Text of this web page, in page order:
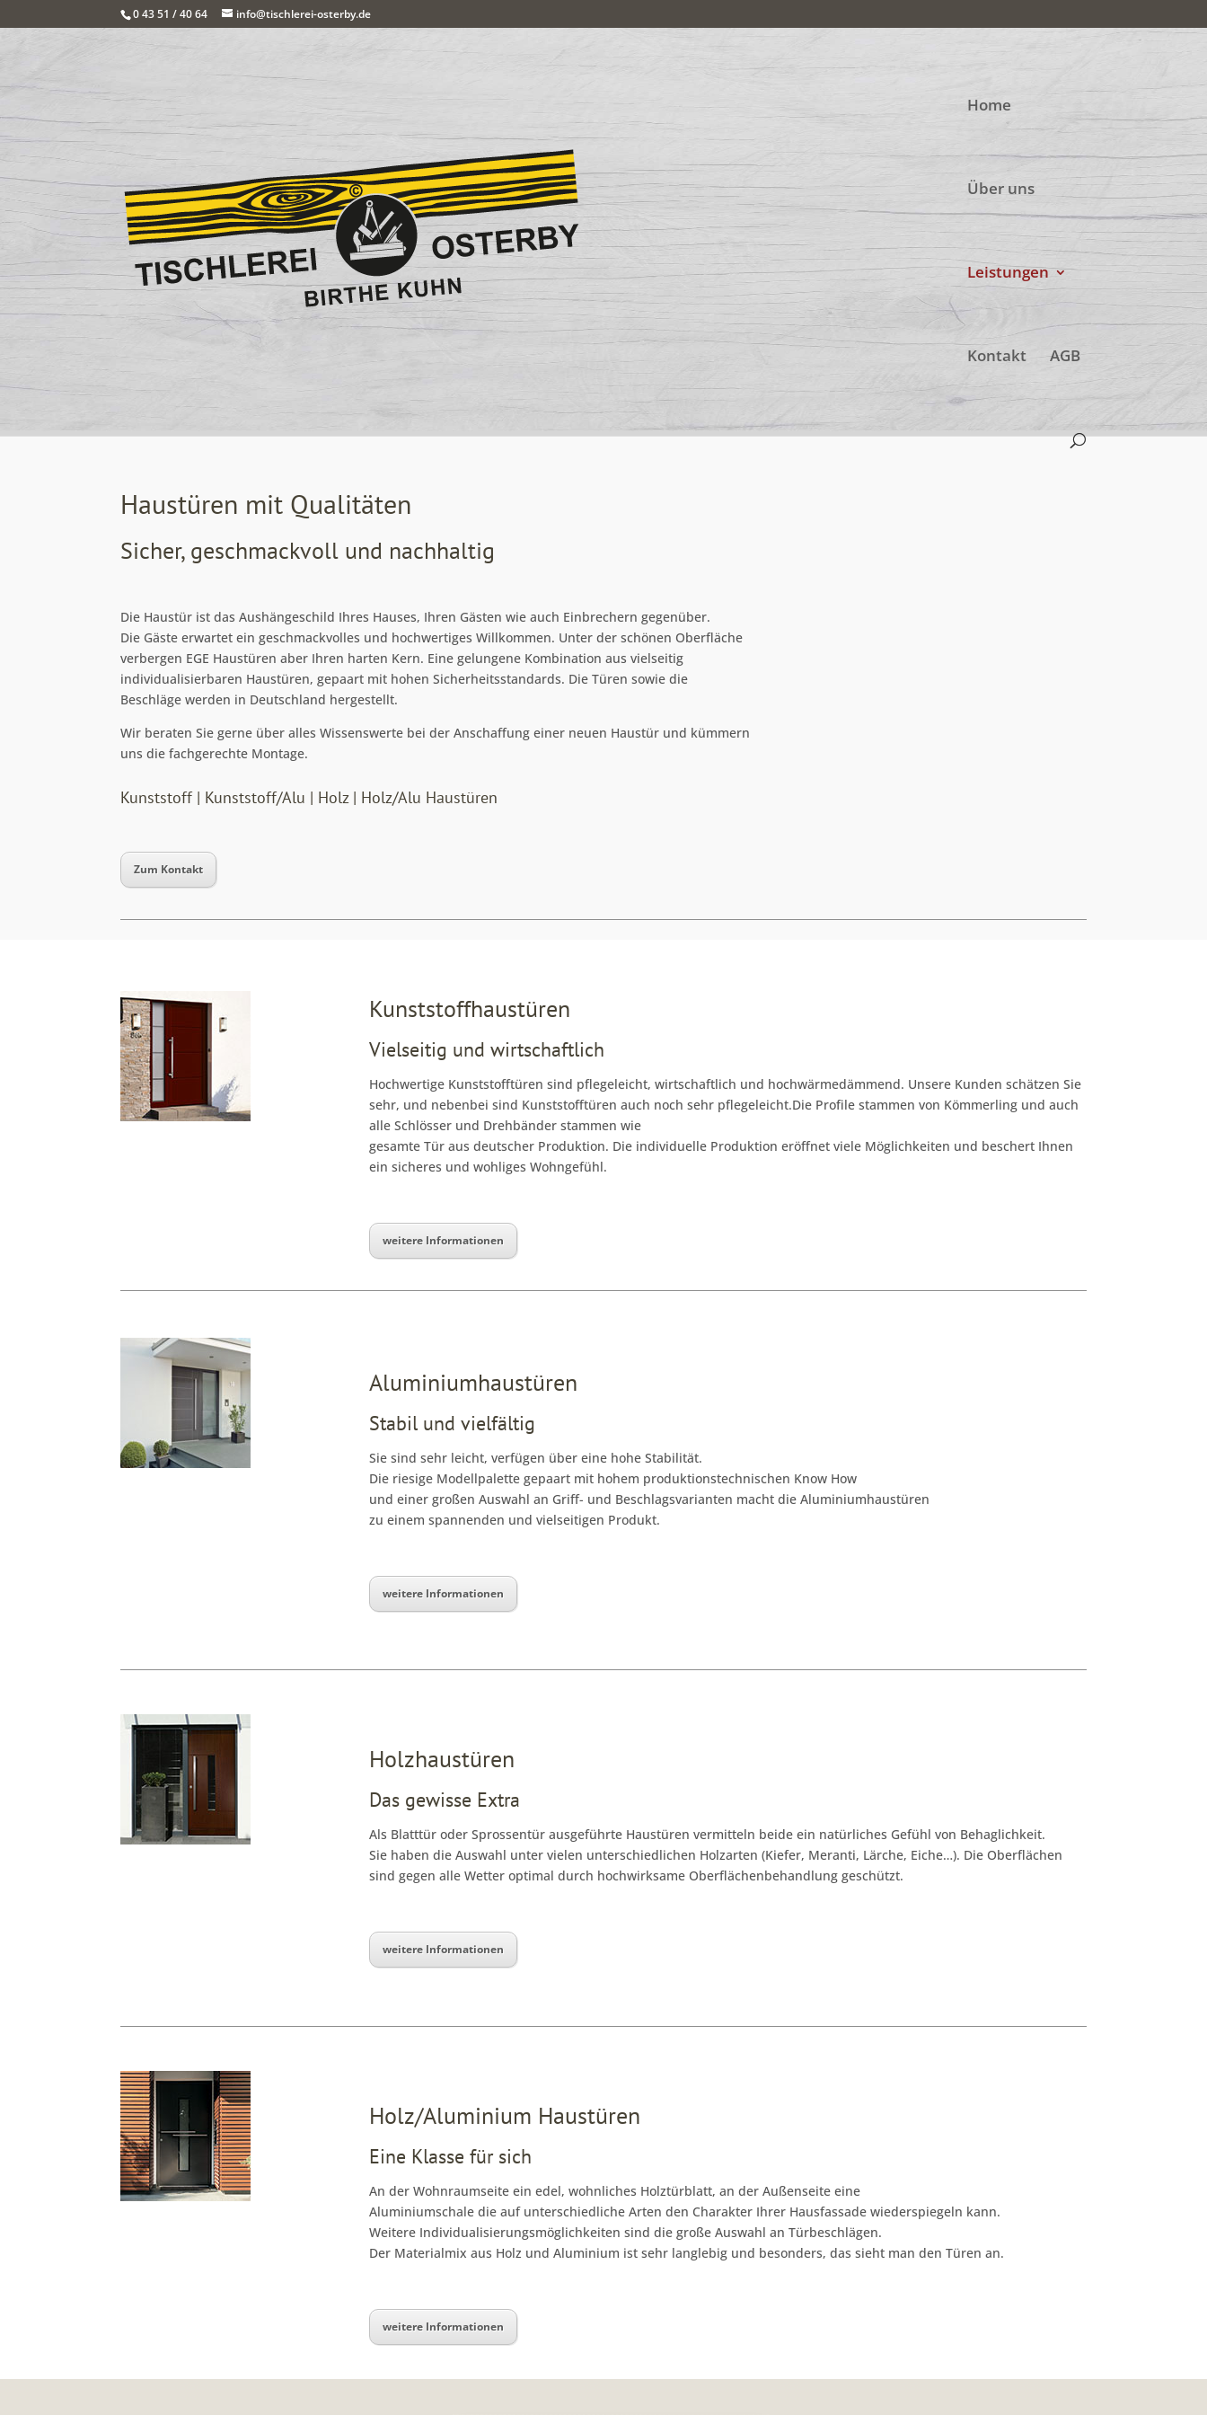
0 43 51 / 40 64 info@tischlerei-osterby.de
Home
Über uns
Leistungen
Kontakt AGB
Haustüren mit Qualitäten
Sicher, geschmackvoll und nachhaltig
Die Haustür ist das Aushängeschild Ihres Hauses, Ihren Gästen wie auch Einbrechern gegenüber.
Die Gäste erwartet ein geschmackvolles und hochwertiges Willkommen. Unter der schönen Oberfläche
verbergen EGE Haustüren aber Ihren harten Kern. Eine gelungene Kombination aus vielseitig
individualisierbaren Haustüren, gepaart mit hohen Sicherheitsstandards. Die Türen sowie die
Beschläge werden in Deutschland hergestellt.
Wir beraten Sie gerne über alles Wissenswerte bei der Anschaffung einer neuen Haustür und kümmern
uns die fachgerechte Montage.
Kunststoff | Kunststoff/Alu | Holz | Holz/Alu Haustüren
Zum Kontakt
Kunststoffhaustüren
Vielseitig und wirtschaftlich
Hochwertige Kunststofftüren sind pflegeleicht, wirtschaftlich und hochwärmedämmend. Unsere Kunden schätzen Sie
sehr, und nebenbei sind Kunststofftüren auch noch sehr pflegeleicht.Die Profile stammen von Kömmerling und auch
alle Schlösser und Drehbänder stammen wie
gesamte Tür aus deutscher Produktion. Die individuelle Produktion eröffnet viele Möglichkeiten und beschert Ihnen
ein sicheres und wohliges Wohngefühl.
weitere Informationen
Aluminiumhaustüren
Stabil und vielfältig
Sie sind sehr leicht, verfügen über eine hohe Stabilität.
Die riesige Modellpalette gepaart mit hohem produktionstechnischen Know How
und einer großen Auswahl an Griff- und Beschlagsvarianten macht die Aluminiumhaustüren
zu einem spannenden und vielseitigen Produkt.
weitere Informationen
Holzhaustüren
Das gewisse Extra
Als Blatttür oder Sprossentür ausgeführte Haustüren vermitteln beide ein natürliches Gefühl von Behaglichkeit.
Sie haben die Auswahl unter vielen unterschiedlichen Holzarten (Kiefer, Meranti, Lärche, Eiche…). Die Oberflächen
sind gegen alle Wetter optimal durch hochwirksame Oberflächenbehandlung geschützt.
weitere Informationen
Holz/Aluminium Haustüren
Eine Klasse für sich
An der Wohnraumseite ein edel, wohnliches Holztürblatt, an der Außenseite eine
Aluminiumschale die auf unterschiedliche Arten den Charakter Ihrer Hausfassade wiederspiegeln kann.
Weitere Individualisierungsmöglichkeiten sind die große Auswahl an Türbeschlägen.
Der Materialmix aus Holz und Aluminium ist sehr langlebig und besonders, das sieht man den Türen an.
weitere Informationen